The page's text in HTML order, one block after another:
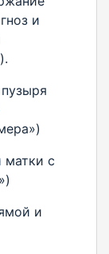
и
матки с
и